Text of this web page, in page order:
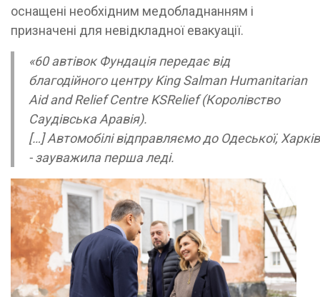
оснащені необхідним медобладнанням і
призначені для невідкладної евакуації.
«60 автівок Фундація передає від
благодійного центру King Salman Humanitarian
Aid and Relief Centre KSRelief (Королівство
Саудівська Аравія).
[…] Автомобілі відправляємо до Одеської,
- зауважила перша леді.